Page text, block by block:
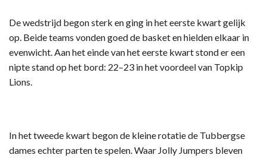
De wedstrijd begon sterk en ging in het eerste kwart gelijk
op. Beide teams vonden goed de basket en hielden elkaar in
evenwicht. Aan het einde van het eerste kwart stond er een
nipte stand op het bord: 22–23 in het voordeel van Topkip
Lions.
In het tweede kwart begon de kleine rotatie de Tubbergse
dames echter parten te spelen. Waar Jolly Jumpers bleven